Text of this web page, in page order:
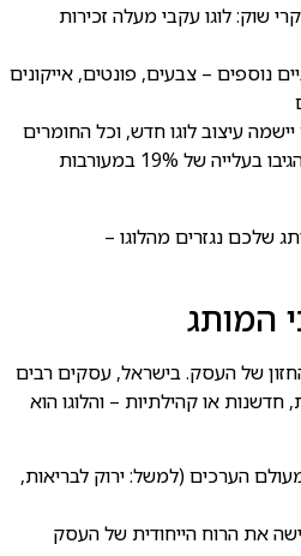
שוק: לוגו עקבי מעלה זכירות
נוספים – צבעים, פונטים, אייקונים
עיצוב לוגו חדש, וכל החומרים
השיווקיים הותאמו – והלקוחות הגיבו בעלייה של 19% במעורבות
שלכם נגזרים מהלוגו –
המותג
של העסק. בישראל, עסקים רבים
או קהילתיות – והלוגו הוא
הערכים (למשל: ירוק לבריאות,
את הרוח הייחודית של העסק